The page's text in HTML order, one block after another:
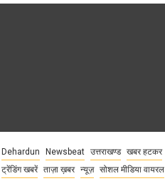
Dehardun Newsbeat उत्तराखण्ड
खबर हटकर
ट्रेंडिंग खबरें
ताज़ा ख़बर न्यूज़ सोशल मीडिया वायरल